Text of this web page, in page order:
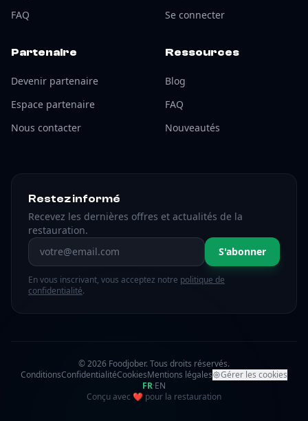
FAQ
Se connecter
Partenaire
Devenir partenaire
Espace partenaire
Nous contacter
Ressources
Blog
FAQ
Nouveautés
Restez informé
Recevez les dernières offres et actualités de la
restauration.
Adresse email S'abonner
En vous inscrivant, vous acceptez notre politique de
confidentialité.
© 2026 Foodjober. Tous droits réservés.
ConditionsConfidentialitéCookiesMentions légales
Gérer les cookies
FR·EN
Conçu avec ❤ amour
pour la restauration